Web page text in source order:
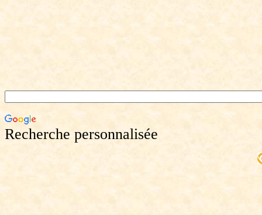
Recherche personnalisée